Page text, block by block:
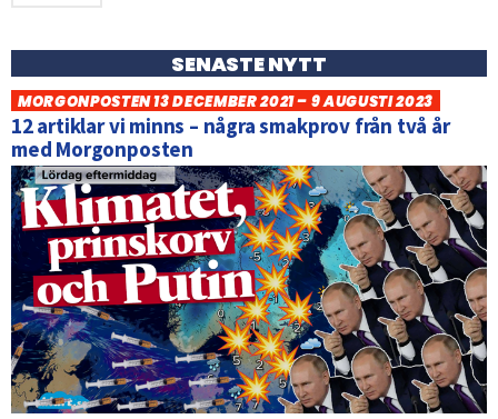
SENASTE NYTT
MORGONPOSTEN 13 DECEMBER 2021 – 9 AUGUSTI 2023
12 artiklar vi minns – några smakprov från två år
med Morgonposten